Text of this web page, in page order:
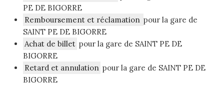
PE DE BIGORRE
Remboursement et réclamation pour la gare de
SAINT PE DE BIGORRE
Achat de billet pour la gare de SAINT PE DE
BIGORRE
Retard et annulation pour la gare de SAINT PE DE
BIGORRE